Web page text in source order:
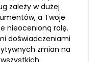
zależy w dużej
a Twoje
nieocenioną rolę.
doświadczeniami
zmian na